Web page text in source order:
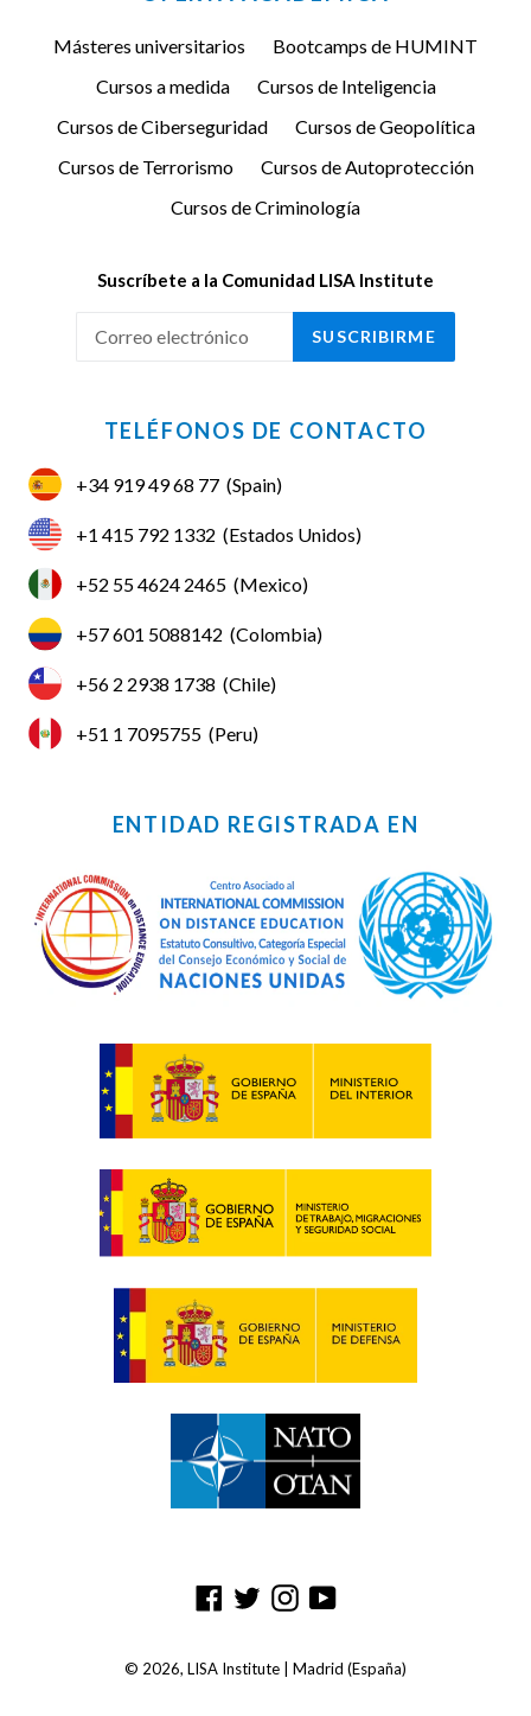
Másteres universitarios
Bootcamps de HUMINT
Cursos a medida
Cursos de Inteligencia
Cursos de Ciberseguridad
Cursos de Geopolítica
Cursos de Terrorismo
Cursos de Autoprotección
Cursos de Criminología
Suscríbete a la Comunidad LISA Institute
SUSCRIBIRME
TELÉFONOS DE CONTACTO
+34 919 49 68 77 (Spain)
+1 415 792 1332 (Estados Unidos)
+52 55 4624 2465 (Mexico)
+57 601 5088142 (Colombia)
+56 2 2938 1738 (Chile)
+51 1 7095755 (Peru)
ENTIDAD REGISTRADA EN
Facebook
TwitterInstagram
YouTube
© 2026, LISA Institute | Madrid (España)